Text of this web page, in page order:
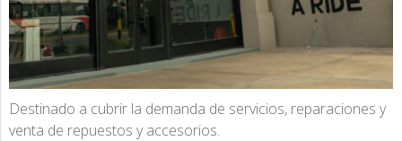
Destinado a cubrir la demanda de servicios, reparaciones y
venta de repuestos y accesorios.